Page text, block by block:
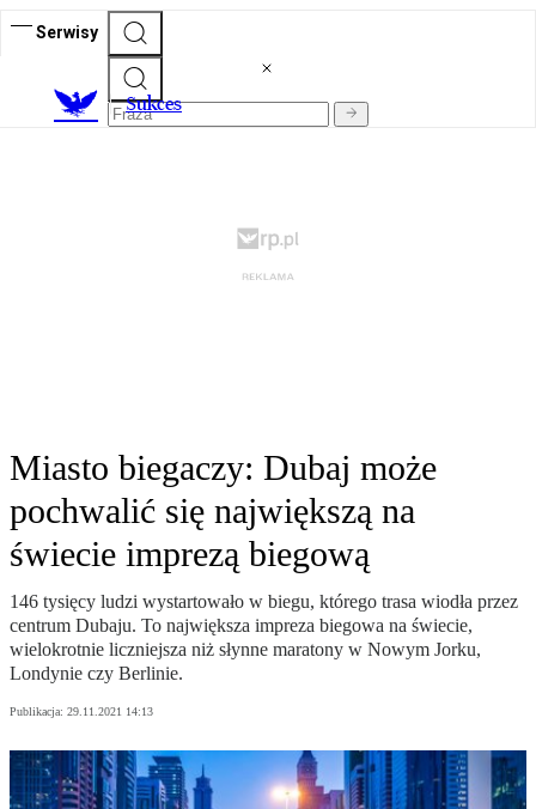
Serwisy
Sukces
Miasto biegaczy: Dubaj może
pochwalić się największą na
świecie imprezą biegową
146 tysięcy ludzi wystartowało w biegu, którego trasa wiodła przez
centrum Dubaju. To największa impreza biegowa na świecie,
wielokrotnie liczniejsza niż słynne maratony w Nowym Jorku,
Londynie czy Berlinie.
Publikacja: 29.11.2021 14:13